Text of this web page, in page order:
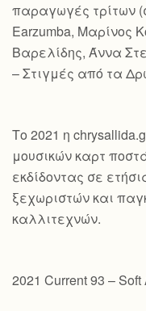
παραγωγές τρίτων
Earzumba, Μαρίνος
Βαρελίδης, Άννα
– Στιγμές από τα
Το 2021 η
μουσικών καρτ
εκδίδοντας σε
ξεχωριστών και
καλλιτεχνών.
2021 Current 93 – Soft